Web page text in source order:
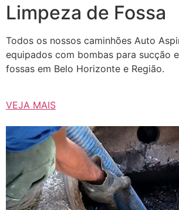
Limpeza de Fossa
Todos os nossos caminhões Auto
equipados com bombas para sucção
fossas em Belo Horizonte e Região.
VEJA MAIS